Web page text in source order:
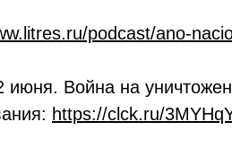
podcast/ano-
июня. Война на
https://clck.ru/3MYHqY